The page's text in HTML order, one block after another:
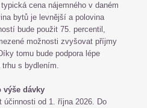
cena nájemného v daném
bytů je levnější a polovina
bude použit 75. percentil,
možnosti zvyšovat příjmy
tomu bude podpora lépe
s bydlením.
výše dávky
účinnosti od 1. října 2026. Do